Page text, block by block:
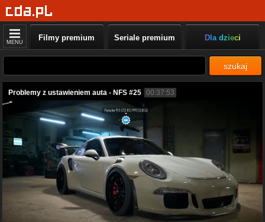
MENU Filmy premium Seriale premium Dla dzieci
szukaj
Problemy z ustawieniem auta - NFS #25 00:37:53